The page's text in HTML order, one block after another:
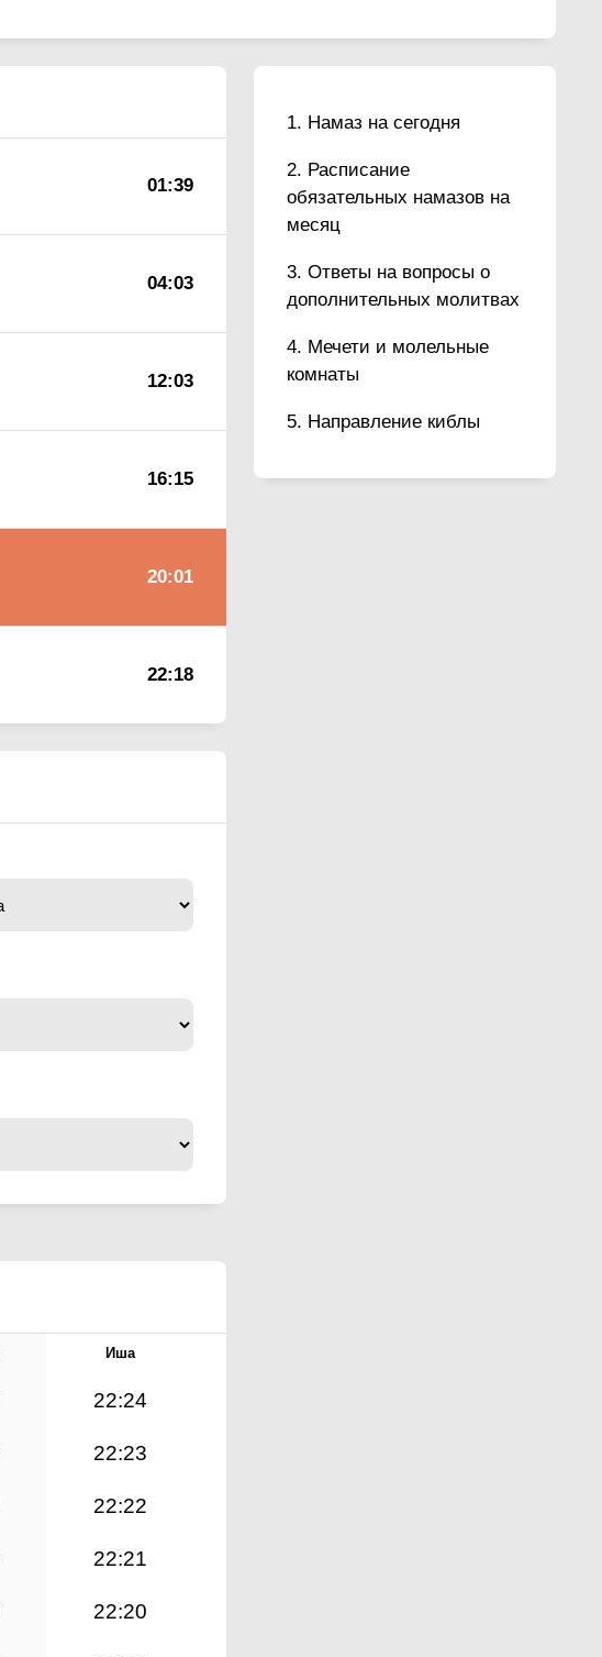
Намаз на сегодня
Расписание
обязательных намазов на
месяц
Ответы на вопросы о
дополнительных молитвах
Мечети и молельные
комнаты
Направление киблы
01:39
04:03
12:03
16:15
20:01
22:18
Иша
22:24
22:23
22:22
22:21
22:20